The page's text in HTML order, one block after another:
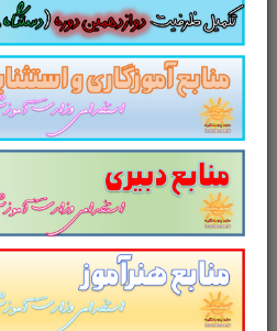
شرح ذیل اعلام
لینک
خلاصهجلد
آیت الله حائری
خلاصهجلد
آیت الله حائری